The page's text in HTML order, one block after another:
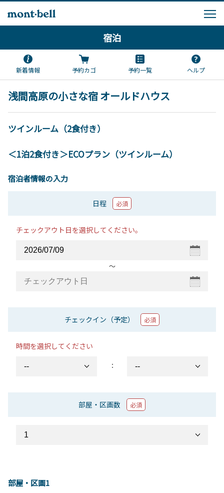
宿泊
新着情報 予約カゴ 予約一覧 ヘルプ
浅間高原の小さな宿 オールドハウス
ツインルーム（2食付き）
＜1泊2食付き＞ECOプラン（ツインルーム）
宿泊者情報の入力
日程 必須
チェックアウト日を選択してください。
〜
チェックイン（予定） 必須
時間を選択してください
：
部屋・区画数 必須
部屋・区画1